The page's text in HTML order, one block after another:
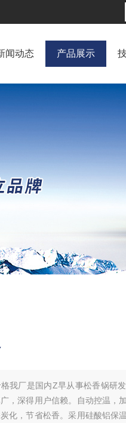
闻动态 产品展示
我厂是国内Z早从事松香锅研
，深得用户信赖。自动控温，
化，节省松香。采用硅酸铝保